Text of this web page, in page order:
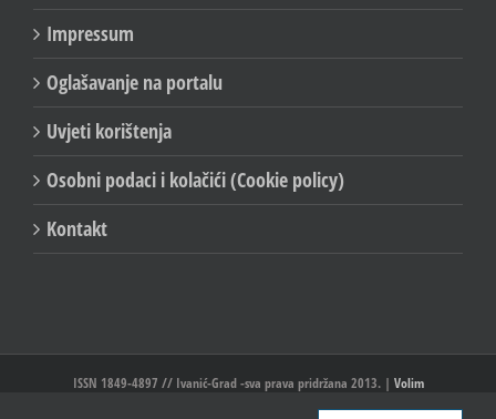
Impressum
Oglašavanje na portalu
Uvjeti korištenja
Osobni podaci i kolačići (Cookie policy)
Kontakt
ISSN 1849-4897 // Ivanić-Grad -sva prava pridržana 2013. | Volim